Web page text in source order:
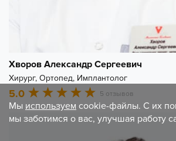
Хворов Александр Сергеевич
Хирург, Ортопед, Имплантолог
5.0 5 отзывов
Мы используем cookie-файлы. С их
мы заботимся о вас, улучшая работу